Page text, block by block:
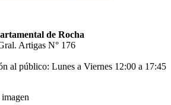
de Rocha
Artigas N° 176
al público: Lunes a Viernes 12:00 a 17:45